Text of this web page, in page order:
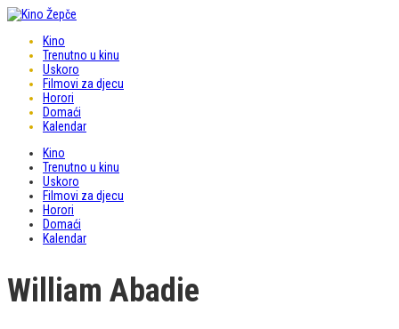
Kino
Trenutno u kinu
Uskoro
Filmovi za djecu
Horori
Domaći
Kalendar
Kino
Trenutno u kinu
Uskoro
Filmovi za djecu
Horori
Domaći
Kalendar
William Abadie